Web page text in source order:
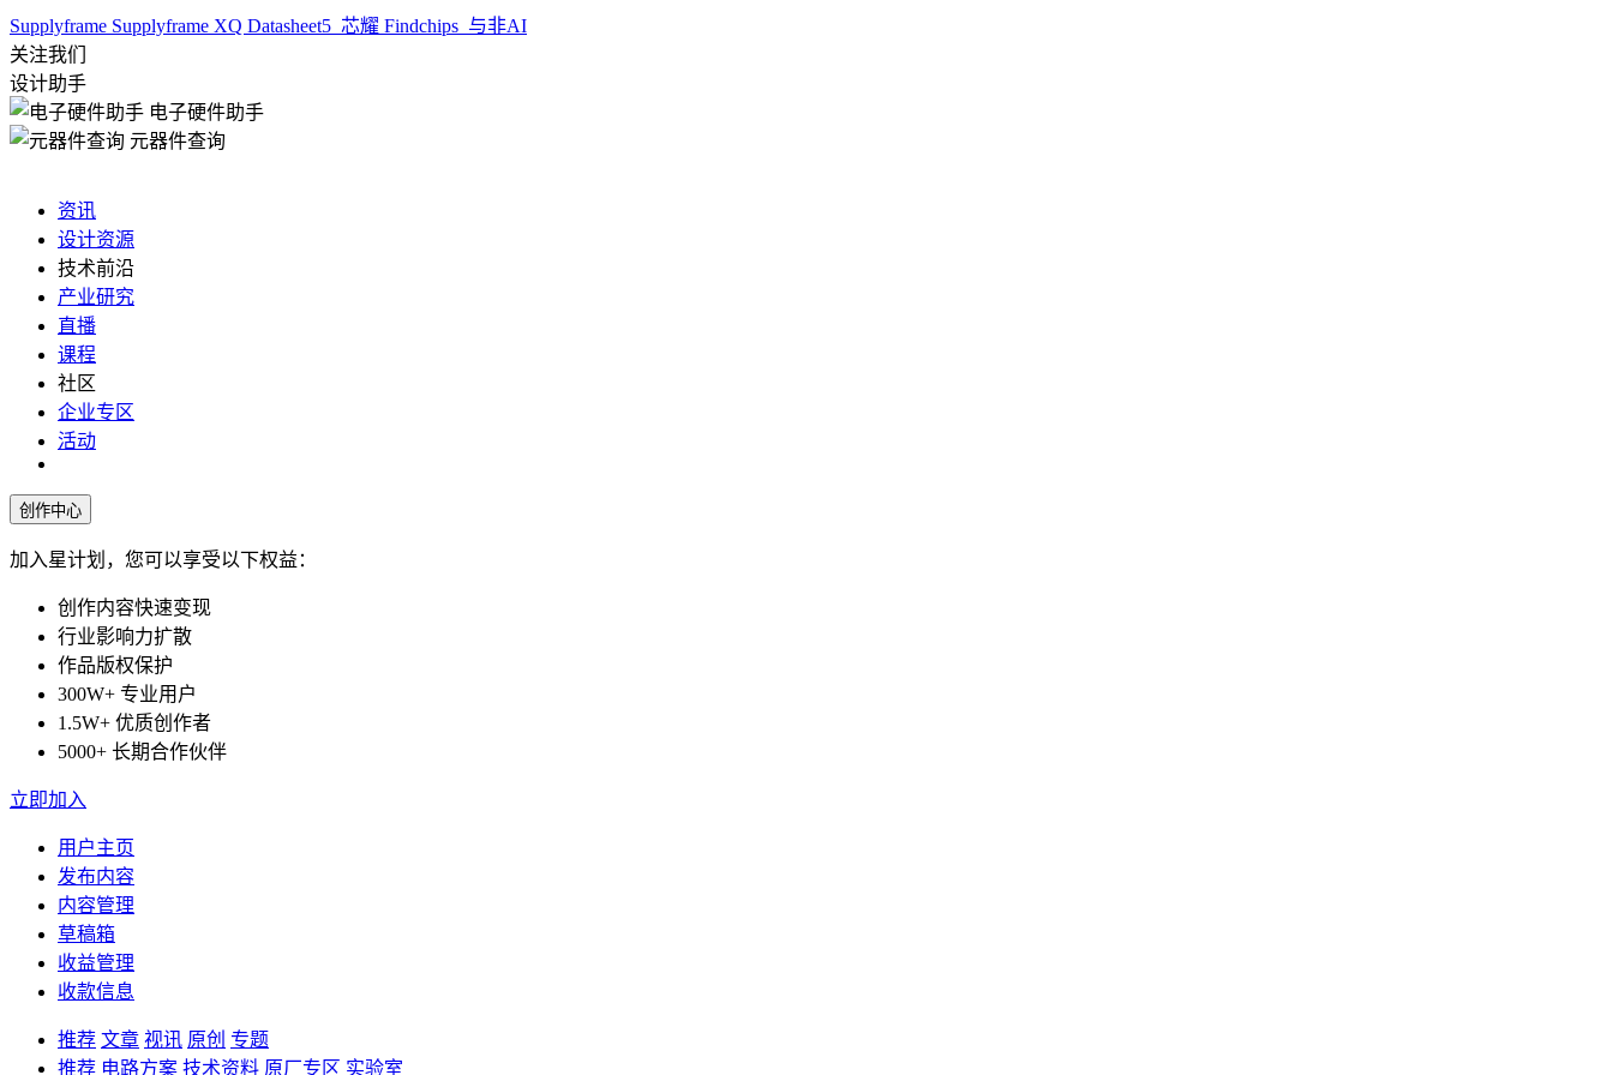
Supplyframe Supplyframe XQ Datasheet5 芯耀 Findchips 与非AI
关注我们
设计助手
电子硬件助手
元器件查询
资讯
设计资源
技术前沿
产业研究
直播
课程
社区
企业专区
活动
创作中心
加入星计划，您可以享受以下权益：
创作内容快速变现
行业影响力扩散
作品版权保护
300W+ 专业用户
1.5W+ 优质创作者
5000+ 长期合作伙伴
立即加入
用户主页
发布内容
内容管理
草稿箱
收益管理
收款信息
推荐 文章 视讯 原创 专题
推荐 电路方案 技术资料 原厂专区 实验室